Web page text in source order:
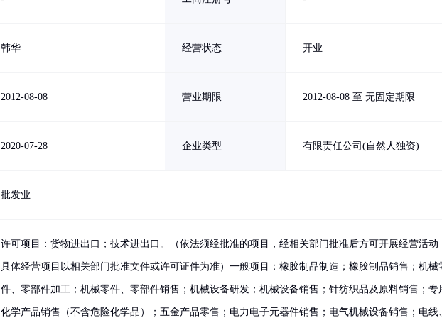
韩华 经营状态 开业
2012-08-08 营业期限 2012-08-08 至 无固定期限
2020-07-28 企业类型 有限责任公司(自然人独资)
批发业
许可项目：货物进出口；技术进出口。（依法须经批准的项目，经相关部门批准后方可开展经营活动
具体经营项目以相关部门批准文件或许可证件为准）一般项目：橡胶制品制造；橡胶制品销售；机械
件、零部件加工；机械零件、零部件销售；机械设备研发；机械设备销售；针纺织品及原料销售；专
化学产品销售（不含危险化学品）；五金产品零售；电力电子元器件销售；电气机械设备销售；电线